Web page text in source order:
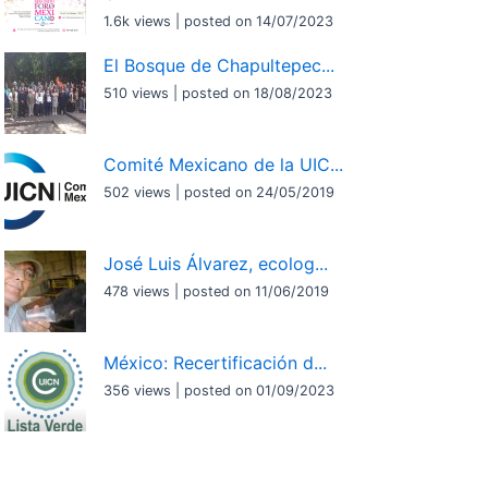
1.6k views posted on 14/07/2023
El Bosque de Chapultepec...
510 views posted on 18/08/2023
Comité Mexicano de la UIC...
502 views posted on 24/05/2019
José Luis Álvarez, ecolog...
478 views posted on 11/06/2019
México: Recertificación d...
356 views posted on 01/09/2023